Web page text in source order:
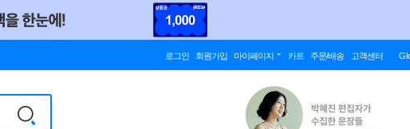
로그인 회원가입 마이페이지 카트 주문/배송 고객센터